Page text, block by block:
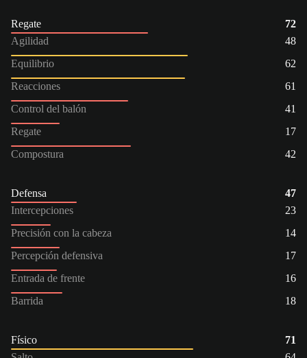
Regate
72
Agilidad
48
Equilibrio
62
Reacciones
61
Control del balón
41
Regate
17
Compostura
42
Defensa
47
Intercepciones
23
Precisión con la cabeza
14
Percepción defensiva
17
Entrada de frente
16
Barrida
18
Físico
71